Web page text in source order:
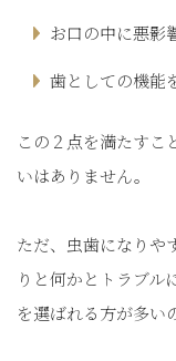
お口の中に悪影
歯としての機能
この２点を満たすこ
いはありません。
ただ、虫歯になりや
りと何かとトラブル
を選ばれる方が多い